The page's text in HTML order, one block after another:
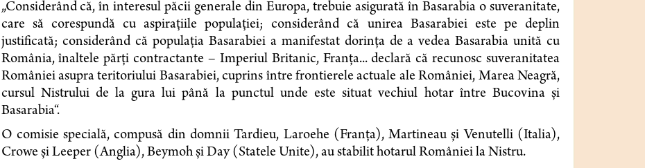
„Considerând că, în interesul păcii generale din Europa, trebuie asigurată în Basarabia o suveranitate,
care să corespundă cu aspiraţiile populaţiei; considerând că unirea Basarabiei este pe deplin
justificată; considerând că populaţia Basarabiei a manifestat dorinţa de a vedea Basarabia unită cu
România, înaltele părţi contractan­te – Imperiul Britanic, Franţa... declară că recunosc suveranitatea
României asupra teritoriului Basarabiei, cuprins între frontierele actuale ale României, Marea Neagră,
cursul Nistrului de la gura lui până la punctul unde este situat vechiul hotar între Bucovina şi
Basarabia“.
O comisie specială, compusă din domnii Tardieu, Laroehe (Franţa), Martineau şi Venutelli (Italia),
Crowe şi Leeper (Anglia), Beymoh şi Day (Statele Unite), au stabilit hotarul României la Nistru.